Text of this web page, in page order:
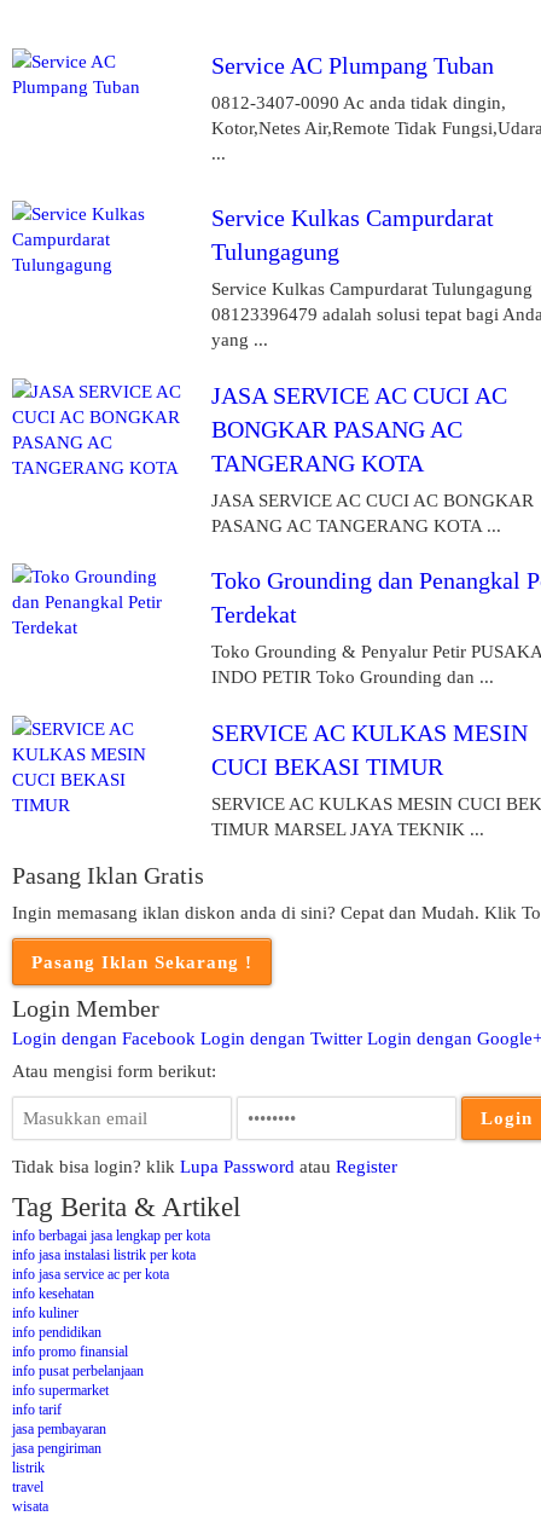
Service AC Plumpang Tuban
0812-3407-0090 Ac anda tidak dingin,
Kotor,Netes Air,Remote Tidak
...
Service Kulkas Campurdarat
Tulungagung
Service Kulkas Campurdarat Tulungagung
08123396479 adalah solusi tepat bagi
yang ...
JASA SERVICE AC CUCI AC
BONGKAR PASANG AC
TANGERANG KOTA
JASA SERVICE AC CUCI AC BONGKAR
PASANG AC TANGERANG KOTA ...
Toko Grounding dan Penangkal
Terdekat
Toko Grounding & Penyalur Petir PUSAKA
INDO PETIR Toko Grounding dan ...
SERVICE AC KULKAS MESIN
CUCI BEKASI TIMUR
SERVICE AC KULKAS MESIN CUCI
TIMUR MARSEL JAYA TEKNIK ...
Pasang Iklan Gratis
Ingin memasang iklan diskon anda di sini? Cepat dan Mudah. Klik
Login Member
Login dengan Facebook Login dengan Twitter Login dengan Google+
Atau mengisi form berikut:
Tidak bisa login? klik Lupa Password atau Register
Tag Berita & Artikel
info berbagai jasa lengkap per kota
info jasa instalasi listrik per kota
info jasa service ac per kota
info kesehatan
info kuliner
info pendidikan
info promo finansial
info pusat perbelanjaan
info supermarket
info tarif
jasa pembayaran
jasa pengiriman
listrik
travel
wisata